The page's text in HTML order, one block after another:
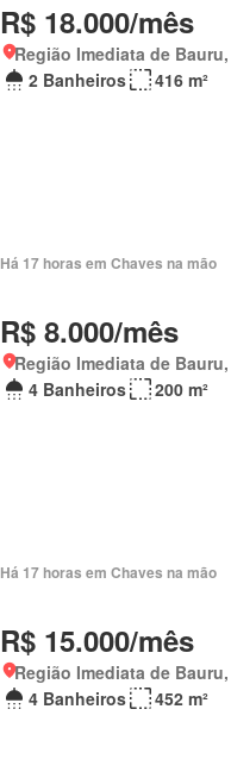
R$ 18.000/mês
Região Imediata de
2 Banheiros
416 m²
Há 17 horas em Chaves na mão
R$ 8.000/mês
Região Imediata de
4 Banheiros
200 m²
Há 17 horas em Chaves na mão
R$ 15.000/mês
Região Imediata de
4 Banheiros
452 m²